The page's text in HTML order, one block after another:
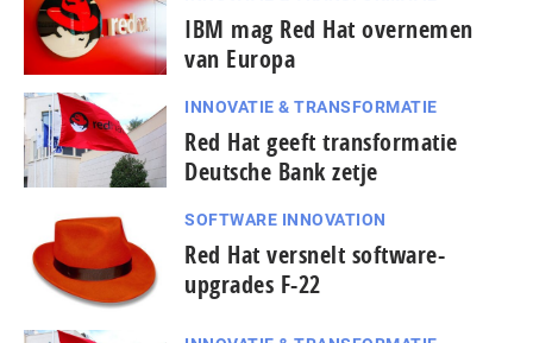
IBM mag Red Hat overnemen
van Europa
INNOVATIE & TRANSFORMATIE
Red Hat geeft transformatie
Deutsche Bank zetje
SOFTWARE INNOVATION
Red Hat versnelt software-
upgrades F-22